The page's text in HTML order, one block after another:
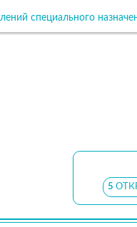
специального
5